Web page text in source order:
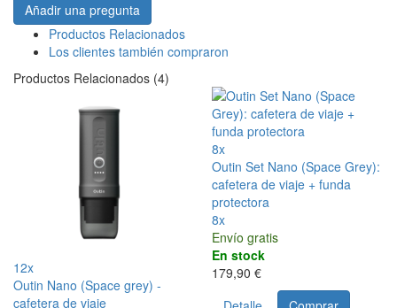
Añadir una pregunta
Productos Relacionados
Los clientes también compraron
Productos Relacionados (4)
12x
Outin Nano (Space grey) -
cafetera de viaje
8x
Outin Set Nano (Space Grey):
cafetera de viaje + funda
protectora
8x
Envío gratis
En stock
179,90 €